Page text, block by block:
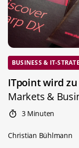
BUSINESS & IT-
ITpoint wird zu
Markets &
3 Minuten
Christian Bühlmann